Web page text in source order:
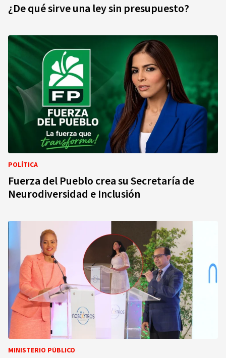
¿De qué sirve una ley sin presupuesto?
POLÍTICA
Fuerza del Pueblo crea su Secretaría de
Neurodiversidad e Inclusión
MINISTERIO PÚBLICO